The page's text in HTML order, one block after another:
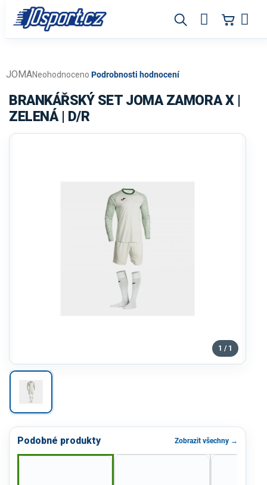
obsah
Průměrné
produktu
je
0,0
Neohodnoceno Podrobnosti hodnocení
JOMA
BRANKÁŘSKÝ SET JOMA ZAMORA X |
ZELENÁ | D/R
1 / 1
Podobné produkty Zobrazit všechny →